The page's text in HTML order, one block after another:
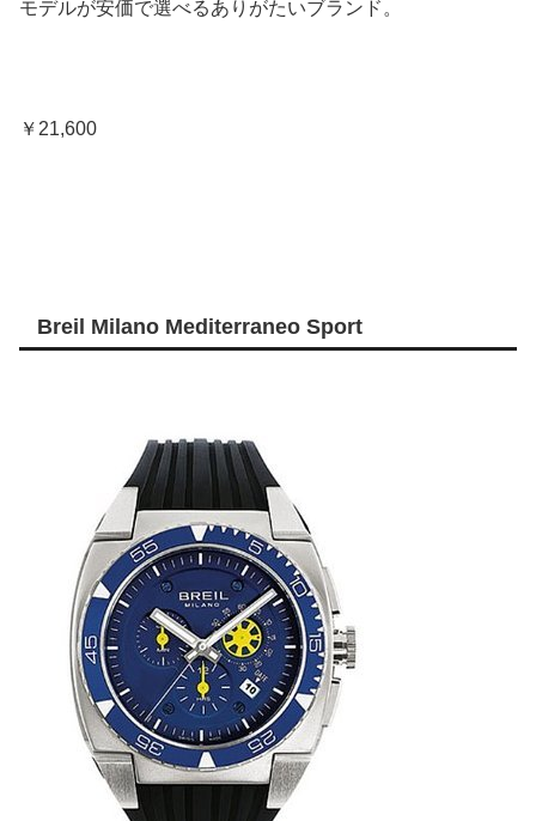
モデルが安価で選べるありがたいブランド。
￥21,600
Breil Milano Mediterraneo Sport